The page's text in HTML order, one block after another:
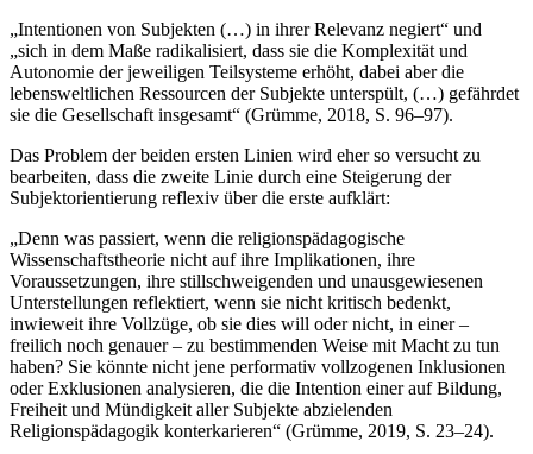
„Intentionen von Subjekten (…) in ihrer Relevanz negiert“ und
„sich in dem Maße radikalisiert, dass sie die Komplexität und
Autonomie der jeweiligen Teilsysteme erhöht, dabei aber die
lebensweltlichen Ressourcen der Subjekte unterspült, (…) gefährdet
sie die Gesellschaft insgesamt“ (Grümme, 2018, S. 96–97).
Das Problem der beiden ersten Linien wird eher so versucht zu
bearbeiten, dass die zweite Linie durch eine Steigerung der
Subjektorientierung reflexiv über die erste aufklärt:
„Denn was passiert, wenn die religionspädagogische
Wissenschaftstheorie nicht auf ihre Implikationen, ihre
Voraussetzungen, ihre stillschweigenden und unausgewiesenen
Unterstellungen reflektiert, wenn sie nicht kritisch bedenkt,
inwieweit ihre Vollzüge, ob sie dies will oder nicht, in einer –
freilich noch genauer – zu bestimmenden Weise mit Macht zu tun
haben? Sie könnte nicht jene performativ vollzogenen Inklusionen
oder Exklusionen analysieren, die die Intention einer auf Bildung,
Freiheit und Mündigkeit aller Subjekte abzielenden
Religionspädagogik konterkarieren“ (Grümme, 2019, S. 23–24).